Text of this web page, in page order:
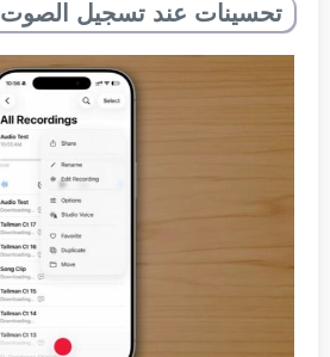
تحسينات عند تسجيل الصوت